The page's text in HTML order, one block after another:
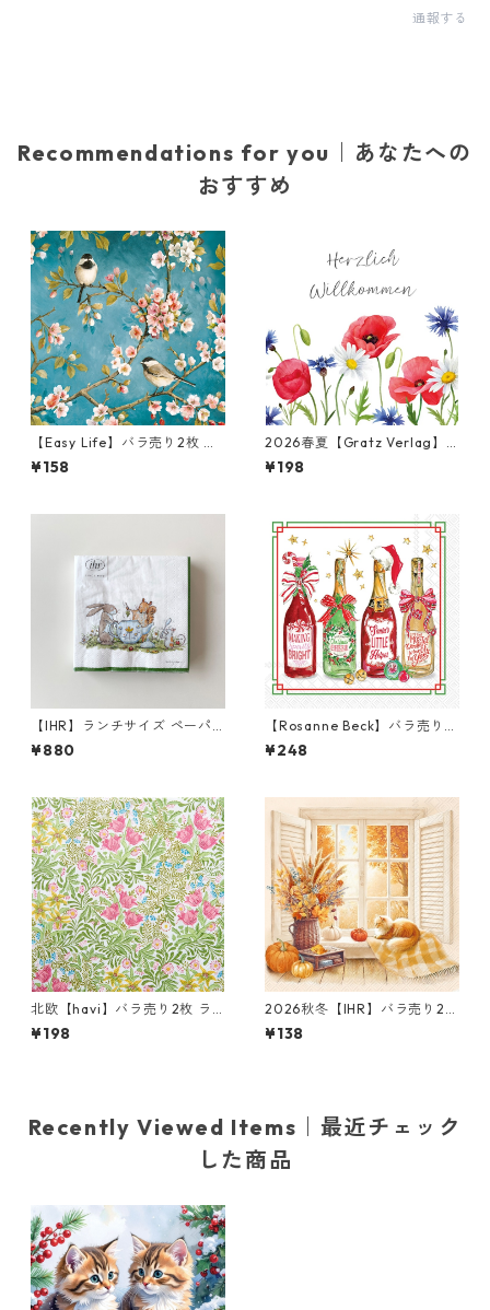
通報する
Recommendations for you｜あなたへの
おすすめ
【Easy Life】バラ売り2枚 ラ
ンチサイズ ペーパーナプキン
BLOSSOM ブルー
¥158
2026春夏【Gratz Verlag】
バラ売り2枚 ランチサイズ ペ
ーパーナプキン Blumenmeer
¥198
【IHR】ランチサイズ ペーパ
ーナプキン TEA TIME ホワイ
ト Anita Jeram 20枚入り
¥880
【Rosanne Beck】バラ売り2
枚 カクテルサイズ ペーパーナ
プキン Christmas Bottles ホ
¥248
北欧【havi】バラ売り2枚 ラ
ンチサイズ ペーパーナプキン
Bower グリーン William Mor
¥198
2026秋冬【IHR】バラ売り2枚
ランチサイズ ペーパーナプキ
ン Cozy Fall View クリーム
¥138
Recently Viewed Items｜最近チェック
した商品